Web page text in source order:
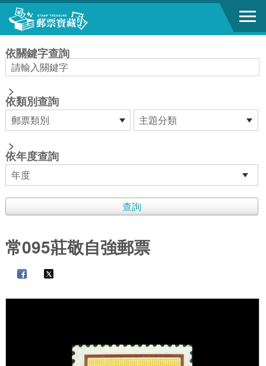
跳到主要內容區塊
依關鍵字查詢
>
依類別查詢
>
依年度查詢
常095莊敬自強郵票